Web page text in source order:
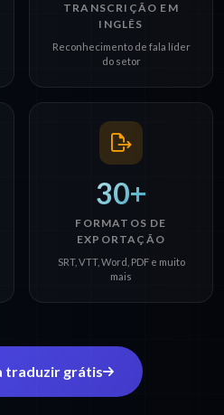
TRANSCRIÇÃO EM
INGLÊS
Reconhecimento de fala líder
do setor
30+
FORMATOS DE
EXPORTAÇÃO
SRT, VTT, Word, PDF e muito
mais
traduzir grátis